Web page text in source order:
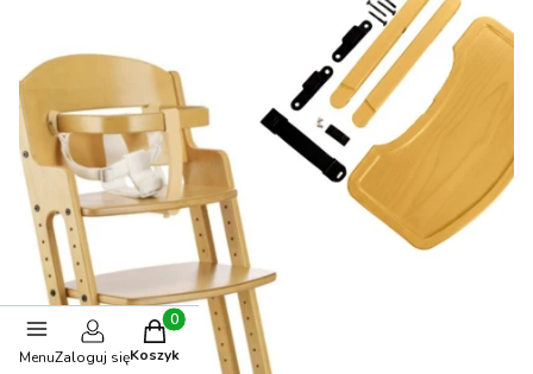
MenuZaloguj się
Produkty w koszyku: 0. Zobacz szczegóły
Koszyk